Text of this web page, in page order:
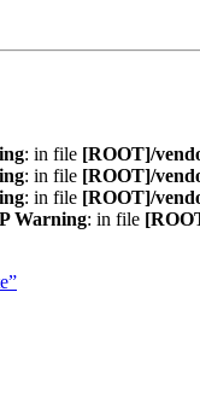
: in file [ROOT]/
: in file [ROOT]/
: in file [ROOT]/
Warning: in file